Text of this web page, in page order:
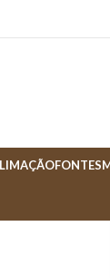
FONTES